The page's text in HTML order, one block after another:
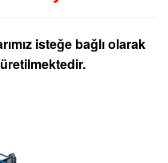
isteğe bağlı olarak